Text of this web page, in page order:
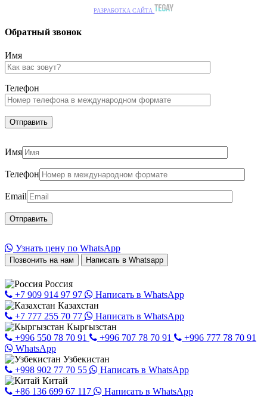
РАЗРАБОТКА САЙТА
Обратный звонок
Имя
Телефон
Имя
Телефон
Email
Узнать цену по WhatsApp
Позвонить на нам Написать в Whatsapp
Россия
+7 909 914 97 97
Написать в WhatsApp
Казахстан
+7 777 255 70 77
Написать в WhatsApp
Кыргызстан
+996 550 78 70 91
+996 707 78 70 91
+996 777 78 70 91
WhatsApp
Узбекистан
+998 902 77 70 55
Написать в WhatsApp
Китай
+86 136 699 67 117
Написать в WhatsApp